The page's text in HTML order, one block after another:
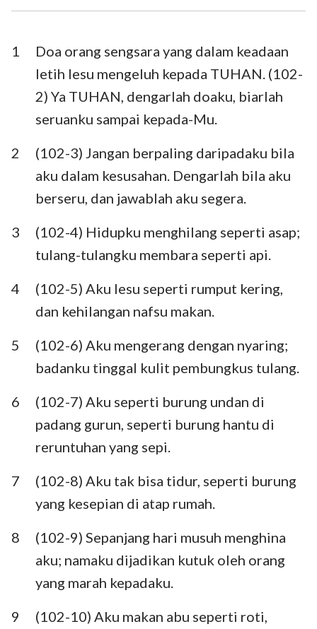
Ezra Nehemia
Ester Ayub
Mazmur Amsal
Pengkhotbah Kidung Agung
Ratapan Yehezkiel
Daniel Hosea
Yoel Amos
Obaja Yunus
Mikha Nahum
Hagai Zakharia
1
Doa orang sengsara yang dalam keadaan
letih lesu mengeluh kepada TUHAN. (102-
2) Ya TUHAN, dengarlah doaku, biarlah
seruanku sampai kepada-Mu.
2
(102-3) Jangan berpaling daripadaku bila
aku dalam kesusahan. Dengarlah bila aku
berseru, dan jawablah aku segera.
3
(102-4) Hidupku menghilang seperti asap;
tulang-tulangku membara seperti api.
4
(102-5) Aku lesu seperti rumput kering,
dan kehilangan nafsu makan.
5
(102-6) Aku mengerang dengan nyaring;
badanku tinggal kulit pembungkus tulang.
6
(102-7) Aku seperti burung undan di
padang gurun, seperti burung hantu di
reruntuhan yang sepi.
7
(102-8) Aku tak bisa tidur, seperti burung
yang kesepian di atap rumah.
8
(102-9) Sepanjang hari musuh menghina
aku; namaku dijadikan kutuk oleh orang
yang marah kepadaku.
9
(102-10) Aku makan abu seperti roti,